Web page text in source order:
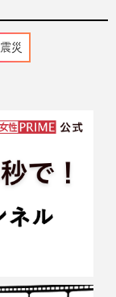
震災